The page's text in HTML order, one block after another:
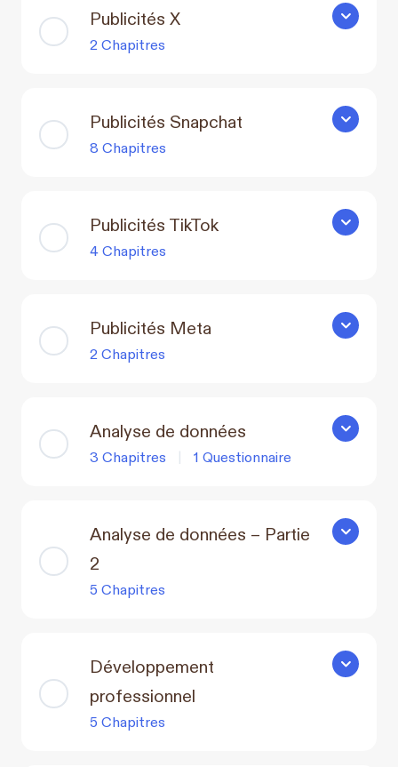
Publicités X
2 Chapitres
Publicités
Publicités Snapchat
8 Chapitres
Publicités
Publicités TikTok
4 Chapitres
Publicités
Publicités Meta
2 Chapitres
Publicités
Analyse de données
3 Chapitres | 1 Questionnaire
Analyse
Analyse de données – Partie
2
5 Chapitres
Analyse
Développement
professionnel
5 Chapitres